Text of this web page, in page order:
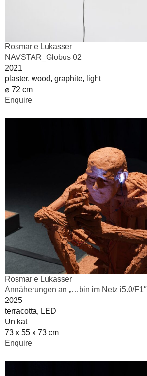
Rosmarie Lukasser
NAVSTAR_Globus 02
2021
plaster, wood, graphite, light
⌀ 72 cm
Enquire
Rosmarie Lukasser
Annäherungen an „…bin im Netz i5.0/F1″
2025
terracotta, LED
Unikat
73 x 55 x 73 cm
Enquire